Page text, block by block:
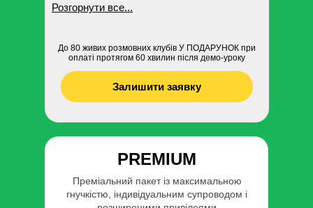
PREMIUM
Преміальний пакет із максимальною
гнучкістю, індивідуальним супроводом і
До 80 живих розмовних клубів У ПОДАРУНОК при
оплаті протягом 60 хвилин після демо-уроку
Залишити заявку
Розгорнути все...